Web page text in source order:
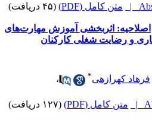
متن کامل (PDF) (۴۵ دریافت)
اثربخشی آموزش مهارت‌های
و رضایت شغلی کارکنان
کهرازهی
،
متن کامل (PDF) (۱۲۷ دریافت)